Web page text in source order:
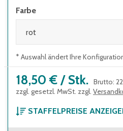
Farbe
* Auswahl ändert Ihre
18,50 € / Stk. Brutto:
zzgl. gesetzl. MwSt. zzgl.
STAFFELPREISE